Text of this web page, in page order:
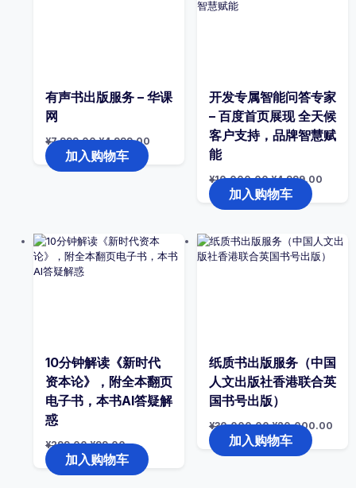
有声书出版服务 – 华课
网
¥7,999.00原
价
为：
¥7,999.00。
¥4,999.00
¥4,999.00。
加入购物车
开发专属智能问答专家
– 百度首页展现 全天候
客户支持，品牌智慧赋
能
¥10,000.00原
价
为：
¥10,000.00。
¥4,999.00当
加入购物车
10分钟解读《新时代
资本论》，附全本翻页
电子书，本书AI答疑解
惑
¥299.00原
价
为：
¥299.00。
¥99.00当
前
价
格
加入购物车
纸质书出版服务（中国
人文出版社香港联合英
国书号出版）
¥30,000.00原
价
为：
¥30,000.00。
¥20,000.00当
加入购物车